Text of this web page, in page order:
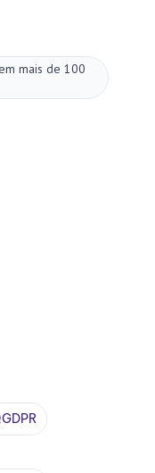
mais de 100
GDPR